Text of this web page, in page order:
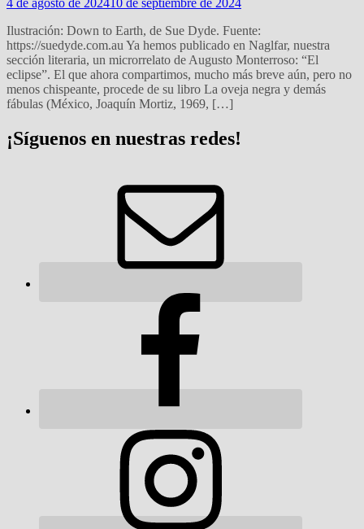
4 de agosto de 2024 10 de septiembre de 2024
Ilustración: Down to Earth, de Sue Dyde. Fuente:
https://suedyde.com.au Ya hemos publicado en Naglfar, nuestra
sección literaria, un microrrelato de Augusto Monterroso: “El
eclipse”. El que ahora compartimos, mucho más breve aún, pero no
menos chispeante, procede de su libro La oveja negra y demás
fábulas (México, Joaquín Mortiz, 1969, […]
¡Síguenos en nuestras redes!